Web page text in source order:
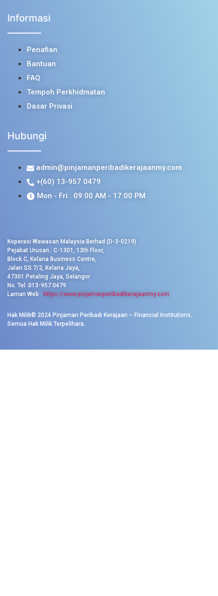
Informasi
Penafian
Bantuan
FAQ
Tempoh Perkhidmatan
Dasar Privasi
Hubungi
admin@pinjamanperibadikerajaanmy.com
+(60) 13-957 0479
Mon - Fri : 09:00 AM - 17:00 PM
Koperasi Wawasan Malaysia Berhad (D-3-0219)
Pejabat Urusan : C-1301, 13th Floor,
Block C, Kelana Business Centre,
Jalan SS 7/2, Kelana Jaya,
47301 Petaling Jaya, Selangor
No. Tel :013-957 0479
Laman Web : https://www.pinjamanperibadikerajaanmy.com
Hak Milik© 2024 Pinjaman Peribadi Kerajaan – Financial Institutions.
Semua Hak Milik Terpelihara.